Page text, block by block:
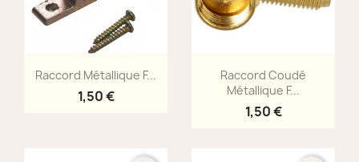
Aperçu rapide
Raccord Métallique F...
1,50 €
Aperçu rapide
Raccord Coudé
Métallique F...
1,50 €